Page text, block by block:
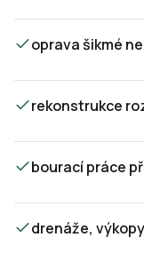
oprava šikmé
rekonstrukce
bourací práce
drenáže,